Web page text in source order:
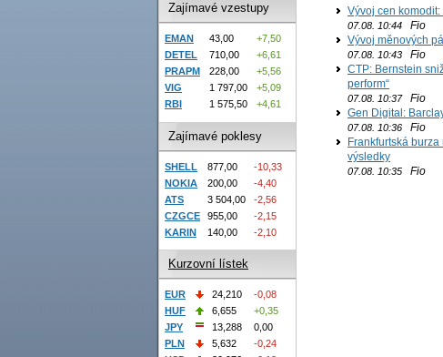
Vývoj cen
07.08. 10:44 Fio
Vývoj měnových
07.08. 10:43 Fio
CTP: Bernstein
perform“
07.08. 10:37Fio
Gen Digital:
07.08. 10:36 Fio
Frankfurtská
výsledky
07.08. 10:35 Fio
Zajímavé vzestupy
EMAN 43,00
+7,50
DETEL
710,00
+6,61
PRAPM
228,00
+5,56
VIG
1 797,00
+5,09
RBI
1 575,50 +4,61
Zajímavé poklesy
SHELL 877,00
-10,33
NOKIA
200,00
-4,40
ATS
3 504,00
-2,56
CZGCE
955,00
-2,15
KARIN
140,00 -2,10
Kurzovní lístek
EUR 24,210
-0,08
HUF
6,655
+0,35
JPY
13,288
0,00
PLN
5,632
-0,24